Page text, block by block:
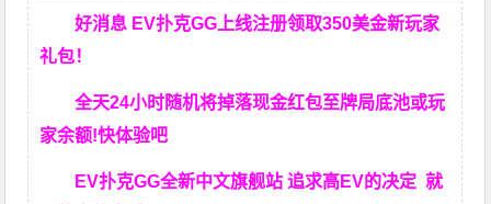
好消息 EV扑克GG上线注册领取350美金新玩家
礼包！
全天24小时随机将掉落现金红包至牌局底池或玩
家余额!快体验吧
EV扑克GG全新中文旗舰站 追求高EV的决定就